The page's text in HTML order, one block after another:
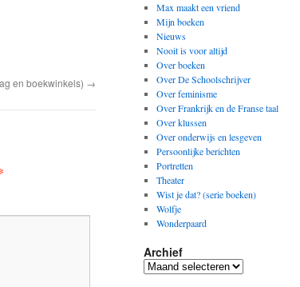
en boekwinkels) →
Max maakt een vriend
Mijn boeken
Nieuws
Nooit is voor altijd
Over boeken
Over De Schoolschrijver
Over feminisme
Over Frankrijk en de Franse taal
Over klussen
Over onderwijs en lesgeven
Persoonlijke berichten
Portretten
Theater
Wist je dat? (serie boeken)
Wolfje
Wonderpaard
Archief
Archief